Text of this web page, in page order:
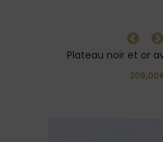
Plateau noir et or